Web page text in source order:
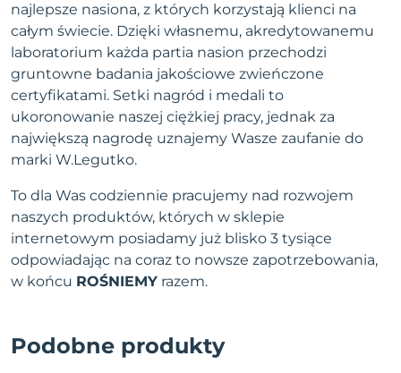
najlepsze nasiona, z których korzystają klienci na
całym świecie. Dzięki własnemu, akredytowanemu
laboratorium każda partia nasion przechodzi
gruntowne badania jakościowe zwieńczone
certyfikatami. Setki nagród i medali to
ukoronowanie naszej ciężkiej pracy, jednak za
największą nagrodę uznajemy Wasze zaufanie do
marki W.Legutko.
To dla Was codziennie pracujemy nad rozwojem
naszych produktów, których w sklepie
internetowym posiadamy już blisko 3 tysiące
odpowiadając na coraz to nowsze zapotrzebowania,
w końcu ROŚNIEMY razem.
Podobne produkty